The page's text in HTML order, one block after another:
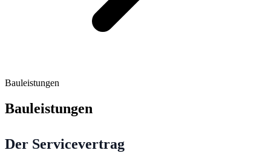
Bauleistungen
Bauleistungen
Der Servicevertrag